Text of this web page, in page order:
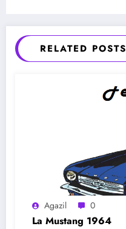
RELATED POSTS
Agazil 0
La Mustang 1964